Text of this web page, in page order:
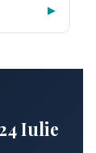
▶
Iulie